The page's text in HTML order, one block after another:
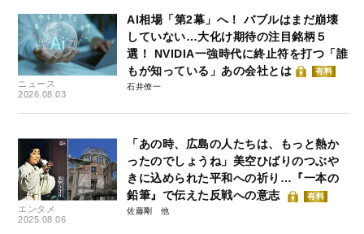
ニュース
2026.08.03
AI相場「第2幕」へ！ バブルはまだ崩壊
していない…大化け期待の注目銘柄５
選！ NVIDIA一強時代に終止符を打つ「誰
もが知っている」あの会社とは
有料
石井僚一
エンタメ
2025.08.06
「あの時、広島の人たちは、もっと熱か
ったのでしょうね」美空ひばりのつぶや
きに込められた平和への祈り…『一本の
鉛筆』で伝えた反戦への意志
有料
佐藤剛